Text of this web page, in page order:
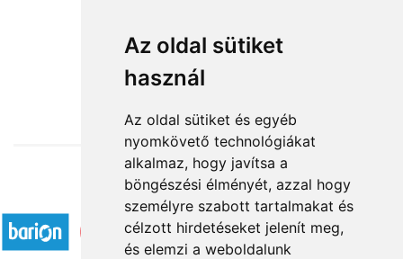
Az oldal sütiket
használ
Az oldal sütiket és egyéb
nyomkövető technológiákat
alkalmaz, hogy javítsa a
böngészési élményét, azzal hogy
személyre szabott tartalmakat és
célzott hirdetéseket jelenít meg,
és elemzi a weboldalunk
Álomszép
104 000 Ft-tól
Elfogadott fizetési módok